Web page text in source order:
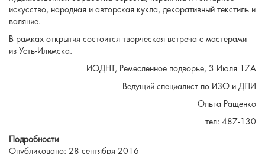
искусство, народная и авторская кукла, декоративный текстиль и
валяние.
В рамках открытия состоится творческая встреча с мастерами
из Усть-Илимска.
ИОДНТ, Ремесленное подворье, 3 Июля 17А
Ведущий специалист по ИЗО и ДПИ
Ольга Ращенко
тел: 487-130
Подробности
Опубликовано: 28 сентября 2016